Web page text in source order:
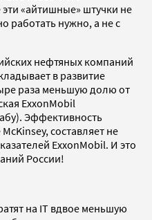
эти «айтишные» штучки не
работать нужно, а не с
нефтяных компаний
в развитие
раза меньшую долю от
ExxonMobil
Эффективность
составляет не
ExxonMobil. И это
России!
на IT вдвое меньшую